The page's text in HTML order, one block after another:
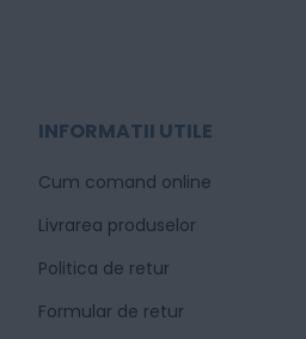
INFORMATII UTILE
Cum comand online
Livrarea produselor
Politica de retur
Formular de retur